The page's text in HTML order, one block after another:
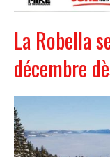
La Robella
décembre